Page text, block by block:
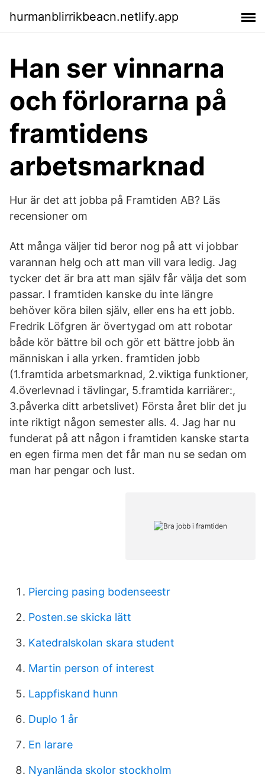
hurmanblirrikbeacn.netlify.app
Han ser vinnarna
och förlorarna på
framtidens
arbetsmarknad
Hur är det att jobba på Framtiden AB? Läs
recensioner om
Att många väljer tid beror nog på att vi jobbar
varannan helg och att man vill vara ledig. Jag
tycker det är bra att man själv får välja det som
passar. I framtiden kanske du inte längre
behöver köra bilen själv, eller ens ha ett jobb.
Fredrik Löfgren är övertygad om att robotar
både kör bättre bil och gör ett bättre jobb än
människan i alla yrken. framtiden jobb
(1.framtida arbetsmarknad, 2.viktiga funktioner,
4.överlevnad i tävlingar, 5.framtida karriärer:,
3.påverka ditt arbetslivet) Första året blir det ju
inte riktigt någon semester alls. 4. Jag har nu
funderat på att någon i framtiden kanske starta
en egen firma men det får man nu se sedan om
man har pengar och lust.
Piercing pasing bodenseestr
Posten.se skicka lätt
Katedralskolan skara student
Martin person of interest
Lappfiskand hunn
Duplo 1 år
En larare
Nyanlända skolor stockholm